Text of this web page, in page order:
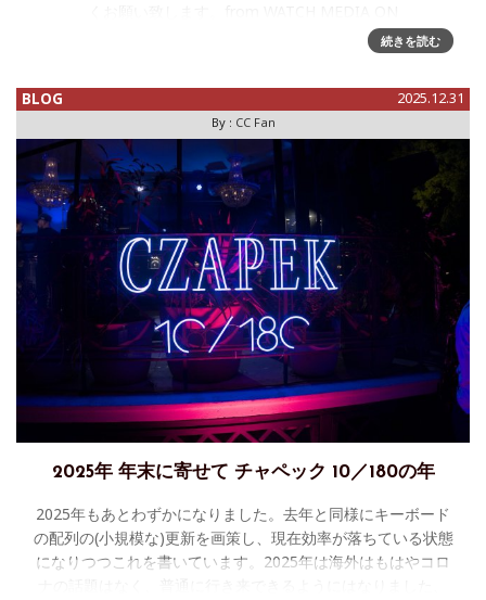
続きを読む
BLOG 2025.12.31
By : CC Fan
2025年 年末に寄せて チャペック 10／180の年
2025年もあとわずかになりました。去年と同様にキーボード
の配列の(小規模な)更新を画策し、現在効率が落ちている状態
になりつつこれを書いています。2025年は海外はもはやコロ